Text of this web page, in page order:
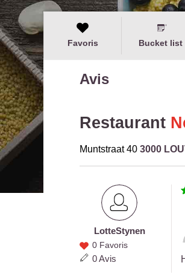
Favoris Bucket list
Avis
Restaurant
Muntstraat 40 3000
Lotte
Stynen
LotteStynen
0 Favoris
0 Avis